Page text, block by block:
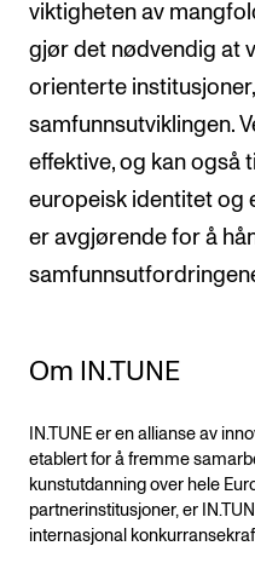
viktigheten av
gjør det nødvendig at
orienterte
samfunnsutviklingen.
effektive, og kan også
europeisk identitet og
er avgjørende for å
Om IN.TUNE
IN.TUNE er en allianse av
etablert for å fremme
kunstutdanning over hele
partnerinstitusjoner, er
internasjonal